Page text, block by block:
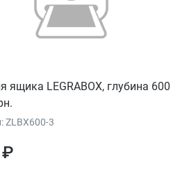
ящика LEGRABOX, глубина 600
ZLBX600-3
₽